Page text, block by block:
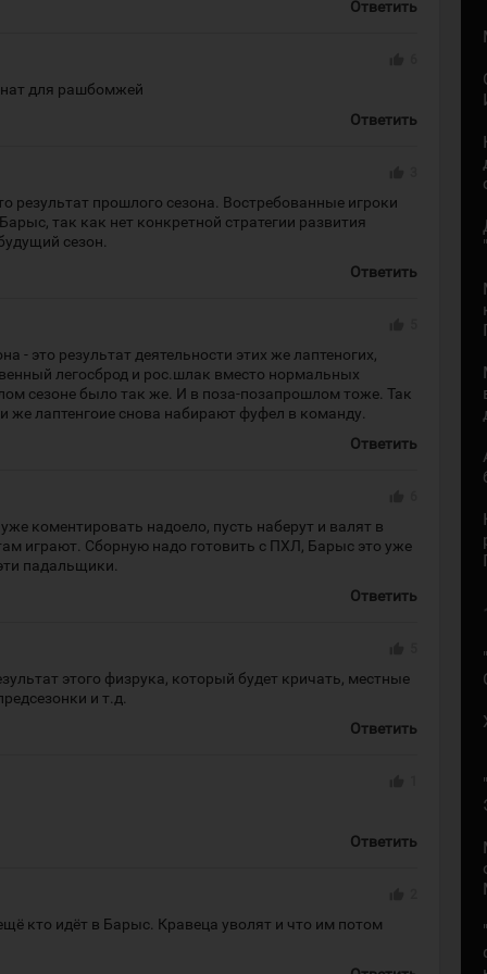
Ответить
для рашбомжей
Ответить
результат прошлого сезона. Востребованные игроки
так как нет конкретной стратегии развития
сезон.
Ответить
- это результат деятельности этих же лаптеногих,
легосброд и рос.шлак вместо нормальных
сезоне было так же. И в поза-позапрошлом тоже. Так
же лаптенгоие снова набирают фуфел в команду.
Ответить
коментировать надоело, пусть наберут и валят в
играют. Сборную надо готовить с ПХЛ, Барыс это уже
падальщики.
Ответить
этого физрука, который будет кричать, местные
и т.д.
Ответить
Ответить
кто идёт в Барыс. Кравеца уволят и что им потом